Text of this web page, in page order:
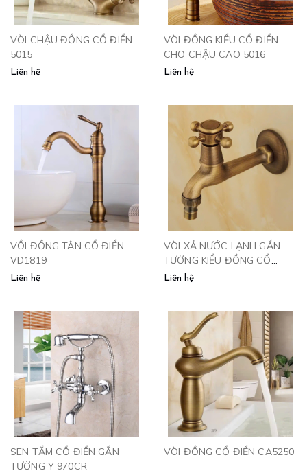
VÒI CHẬU ĐỒNG CỔ ĐIỂN
5015
Liên hệ
VÒI ĐỒNG KIỂU CỔ ĐIỂN
CHO CHẬU CAO 5016
Liên hệ
VỒI ĐỒNG TÂN CỔ ĐIỂN
VD1819
Liên hệ
VÒI XẢ NƯỚC LẠNH GẮN
TƯỜNG KIỂU ĐỒNG CỔ
V115
Liên hệ
SEN TẮM CỔ ĐIỂN GẮN
TƯỜNG Y 970CR
VÒI ĐỒNG CỔ ĐIỂN CA5250